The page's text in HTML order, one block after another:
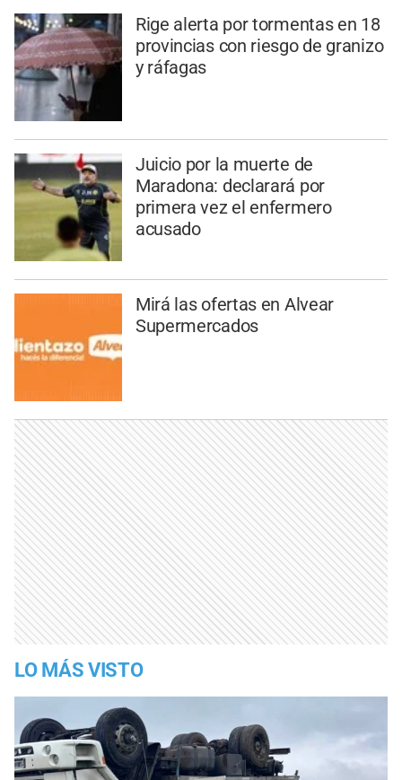
Rige alerta por tormentas en 18
provincias con riesgo de granizo
y ráfagas
Juicio por la muerte de
Maradona: declarará por
primera vez el enfermero
acusado
Mirá las ofertas en Alvear
Supermercados
LO MÁS VISTO